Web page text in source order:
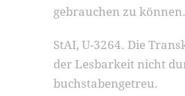
gebrauchen zu können.
StAI, U-3264. Die
der Lesbarkeit nicht
buchstabengetreu.